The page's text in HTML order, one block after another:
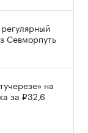
Севморпуть
на
за ₽32,6